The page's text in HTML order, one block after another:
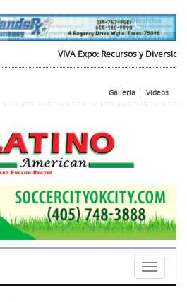
VIVA Expo: Recursos y Diversion para
Galleria Videos
Toggle